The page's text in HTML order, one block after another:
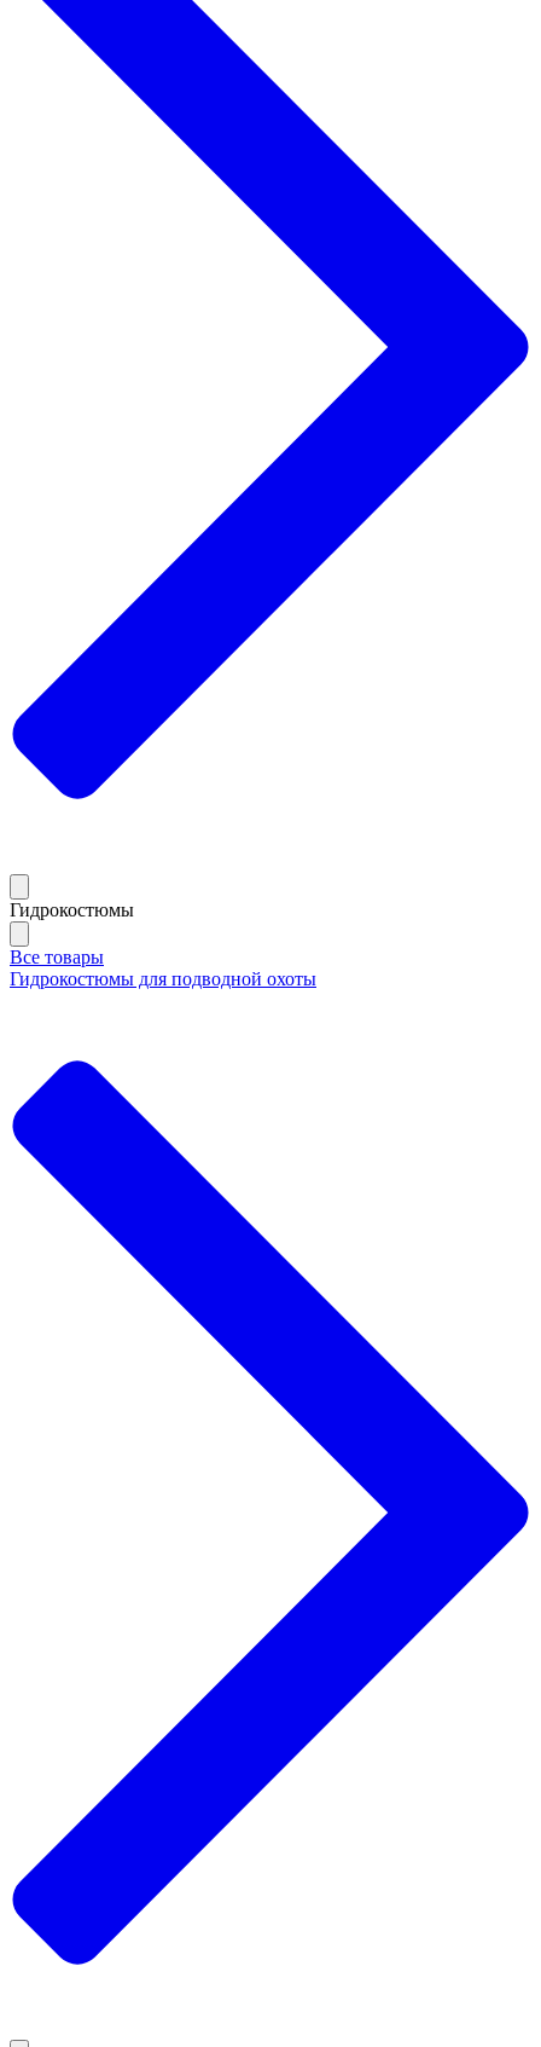
Гидрокостюмы
Все товары
Гидрокостюмы для подводной охоты